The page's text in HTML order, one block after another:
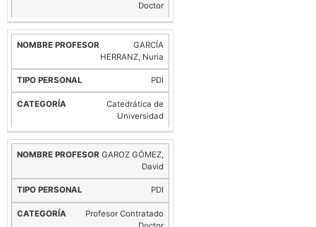
Doctor
GARCÍA
HERRANZ, Nuria
PDI
Catedrática de
Universidad
GAROZ GÓMEZ,
David
PDI
Profesor Contratado